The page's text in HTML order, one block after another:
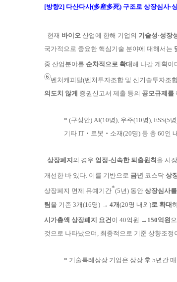
[방향2] 다산다사(多産多死) 구조로 상장심사·
현재 바이오산업에 한해 기업의 기술성·성장
국가적으로 중요한 핵심기술 분야에 대해서는
중 산업분야를 순차적 으로 확대 해 나갈 계획이
➅벤처캐피탈(벤처투자조합 및 신기술투자조
의도치 않게 증권신 고서 제출 등의 공모규제를
* (구성안) AI(10명), 우주(10명), ESS(5
기타 IT‧로봇‧소재(20명) 등 총 60인
상장폐지 의 경우 엄정·신속한 퇴출원칙 을 시
개선한 바 있다. 이를 기반으로 금년 코스닥상
상장폐지 면제 유예기간*(5년) 동안 상장심사를
팀을 기존 3개(16명) → 4개(20명 내외)로 확대
시가총액 상장폐지 요건 이 40억원 → 150억원
것으로 나타났으며, 최종적으로 기준 상향조정
* 기술특례상장 기업은 상장 후 5년간